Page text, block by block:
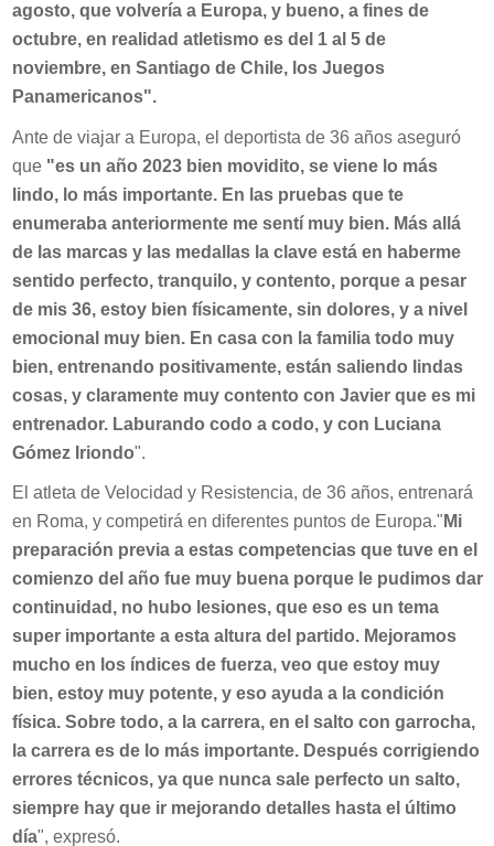
agosto, que volvería a Europa, y bueno, a fines de
octubre, en realidad atletismo es del 1 al 5 de
noviembre, en Santiago de Chile, los Juegos
Panamericanos".
Ante de viajar a Europa, el deportista de 36 años aseguró
que "es un año 2023 bien movidito, se viene lo más
lindo, lo más importante. En las pruebas que te
enumeraba anteriormente me sentí muy bien. Más allá
de las marcas y las medallas la clave está en haberme
sentido perfecto, tranquilo, y contento, porque a pesar
de mis 36, estoy bien físicamente, sin dolores, y a nivel
emocional muy bien. En casa con la familia todo muy
bien, entrenando positivamente, están saliendo lindas
cosas, y claramente muy contento con Javier que es mi
entrenador. Laburando codo a codo, y con Luciana
Gómez Iriondo".
El atleta de Velocidad y Resistencia, de 36 años, entrenará
en Roma, y competirá en diferentes puntos de Europa." Mi
preparación previa a estas competencias que tuve en el
comienzo del año fue muy buena porque le pudimos dar
continuidad, no hubo lesiones, que eso es un tema
super importante a esta altura del partido. Mejoramos
mucho en los índices de fuerza, veo que estoy muy
bien, estoy muy potente, y eso ayuda a la condición
física. Sobre todo, a la carrera, en el salto con garrocha,
la carrera es de lo más importante. Después corrigiendo
errores técnicos, ya que nunca sale perfecto un salto,
siempre hay que ir mejorando detalles hasta el último
día", expresó.